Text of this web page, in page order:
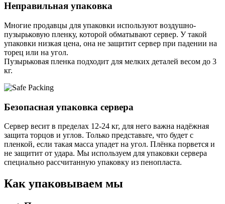
Неправильная упаковка
Многие продавцы для упаковки используют воздушно-
пузырьковую пленку, которой обматывают сервер. У такой
упаковки низкая цена, она не защитит сервер при падении на
торец или на угол.
Пузырьковая пленка подходит для мелких деталей весом до 3
кг.
Безопасная упаковка сервера
Сервер весит в пределах 12-24 кг, для него важна надёжная
защита торцов и углов. Только представьте, что будет с
пленкой, если такая масса упадет на угол. Плёнка порвется и
не защитит от удара. Мы используем для упаковки сервера
специально расcчитанную упаковку из пенопласта.
Как упаковываем мы